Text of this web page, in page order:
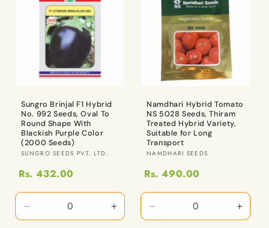
పరిమాణాన్ని
తగ్గించండి
Sungro Brinjal F1 Hybrid
No. 992 Seeds, Oval To
Round Shape With
Blackish Purple Color
(2000 Seeds)
విక్రేత:
SUNGRO SEEDS PVT. LTD.
Packets
2
Packets
Rs. 432.00
Namdhari Hybrid Tomato
NS 5028 Seeds, Thiram
Treated Hybrid Variety,
Suitable for Long
Transport
విక్రేత:
NAMDHARI SEEDS
Gm
10
Gm
Rs. 490.00